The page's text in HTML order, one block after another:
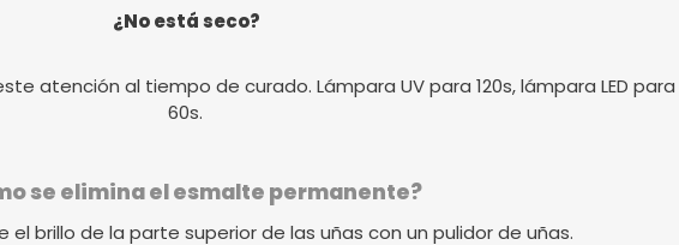
¿No está seco?
atención al tiempo de curado. Lámpara UV para 120s, lámpara LED para
60s.
se elimina el esmalte permanente?
el brillo de la parte superior de las uñas con un pulidor de uñas.